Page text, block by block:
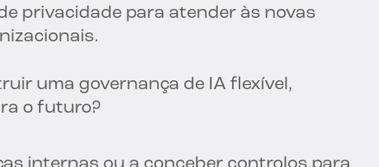
privacidade para atender às novas
uma governança de IA flexível,
o futuro?